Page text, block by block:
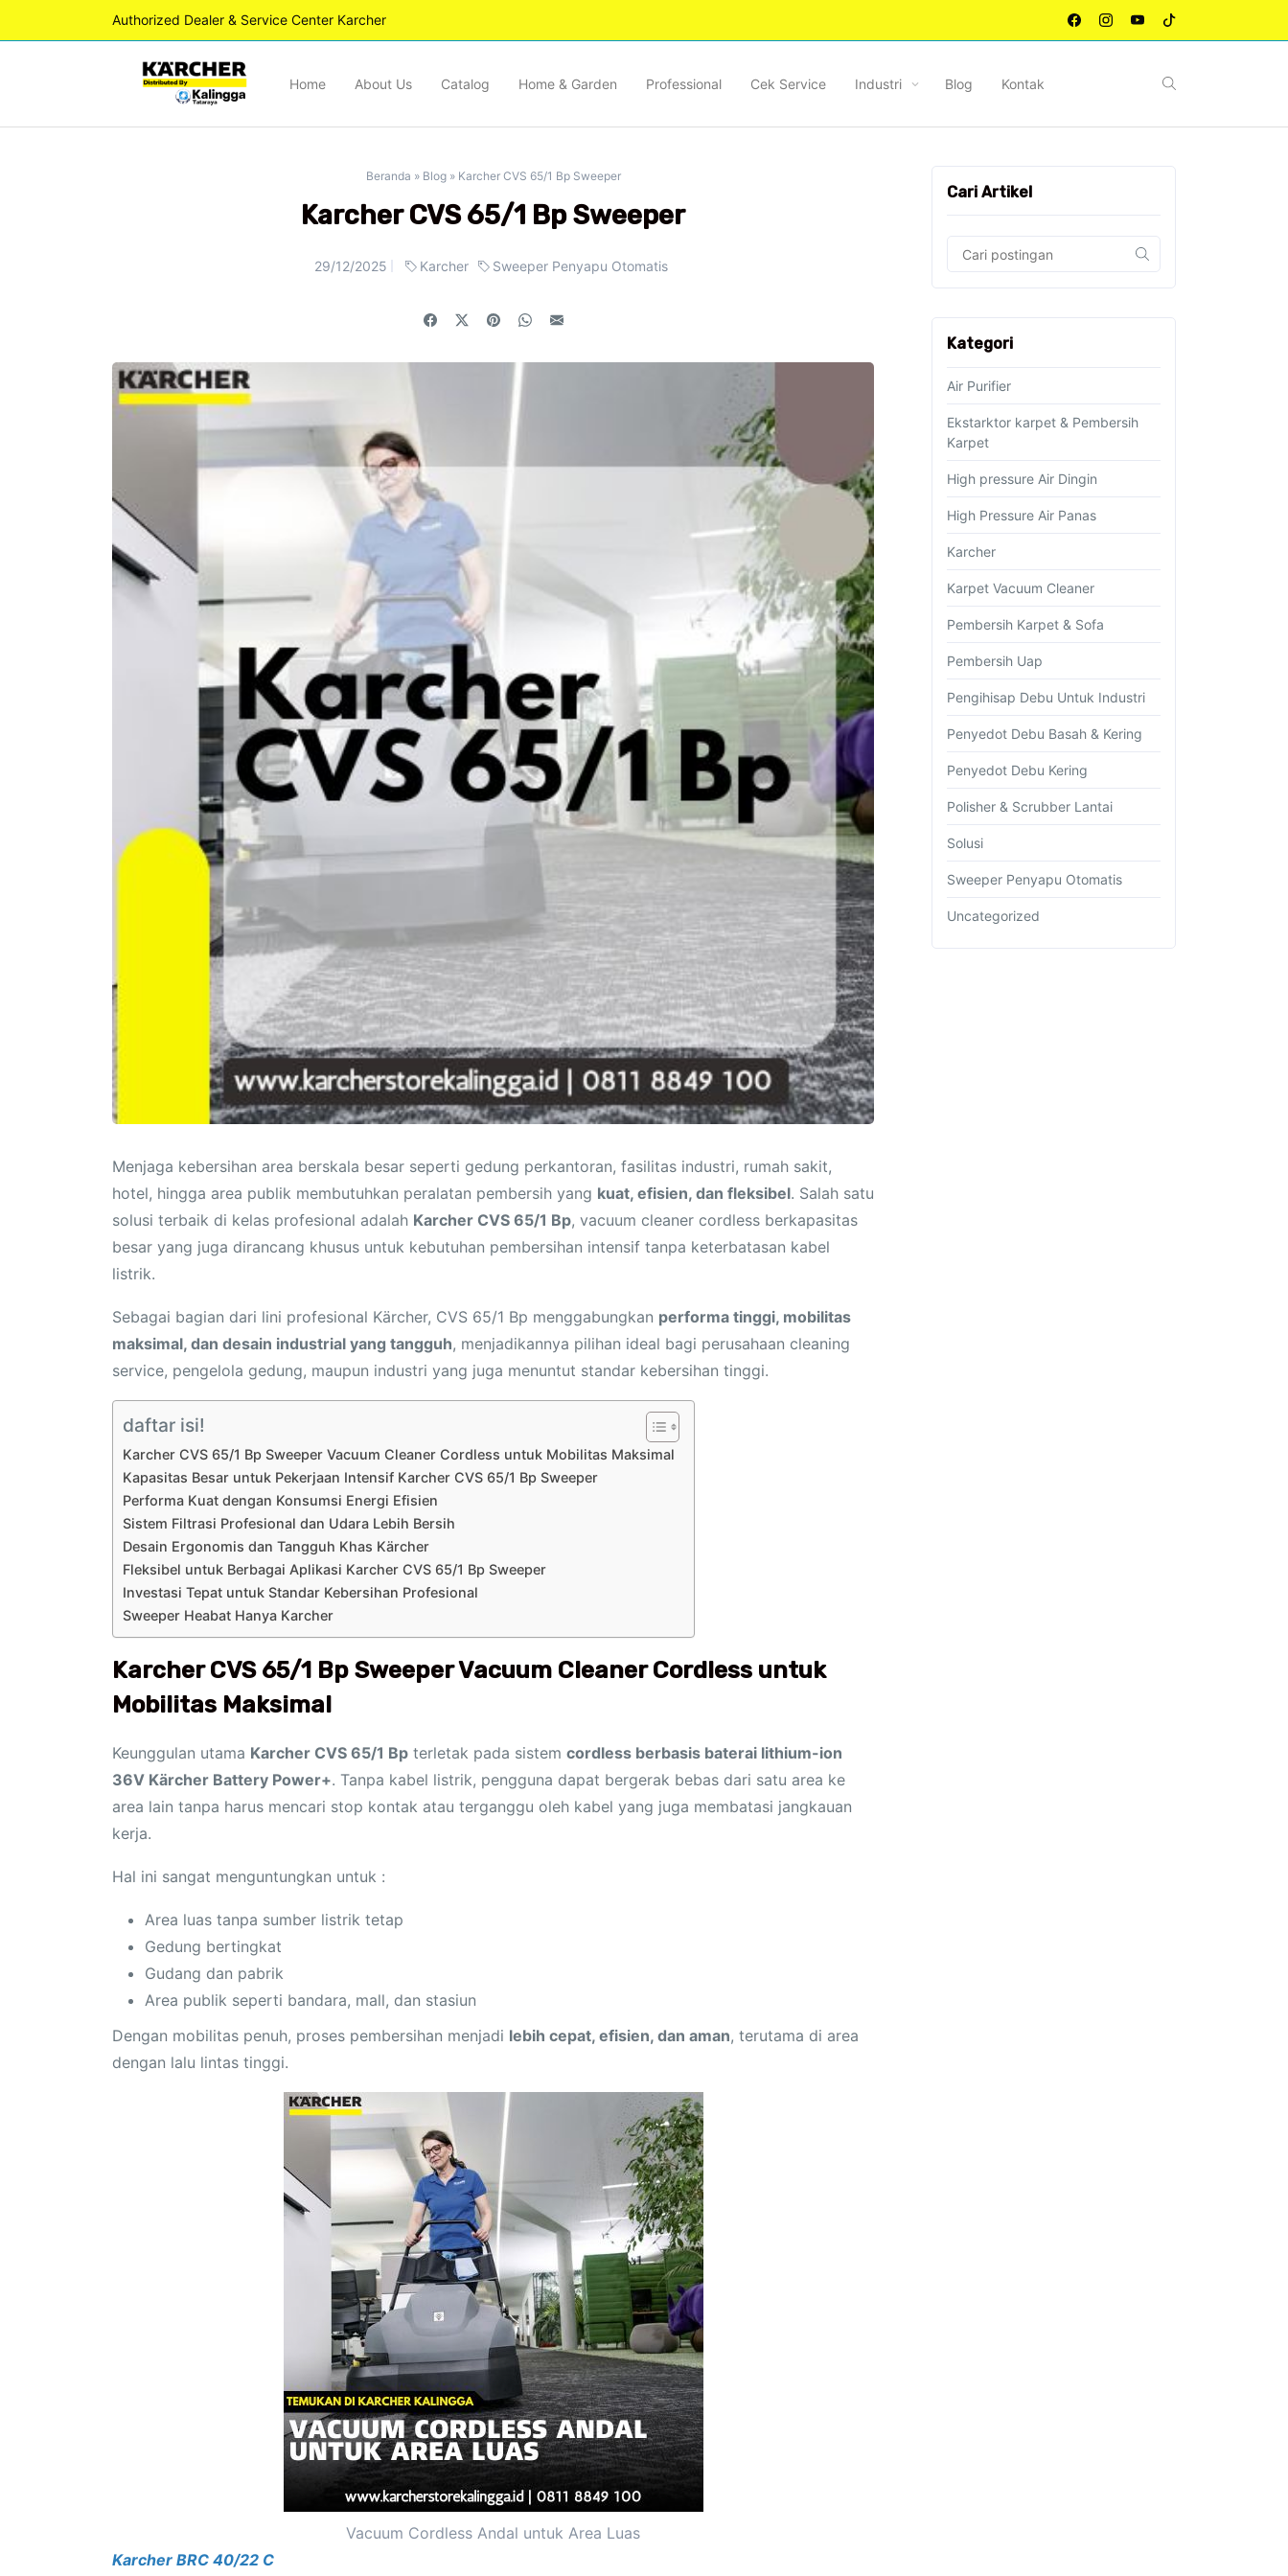
Authorized Dealer & Service Center Karcher
Home About Us Catalog Home & Garden Professional Cek Service Industri Blog Kontak
Beranda » Blog» Karcher CVS 65/1 Bp Sweeper
Karcher CVS 65/1 Bp Sweeper
29/12/2025 Karcher Sweeper Penyapu Otomatis
Menjaga kebersihan area berskala besar seperti gedung perkantoran, fasilitas industri, rumah sakit,
hotel, hingga area publik membutuhkan peralatan pembersih yang kuat, efisien, dan fleksibel. Salah satu
solusi terbaik di kelas profesional adalah Karcher CVS 65/1 Bp, vacuum cleaner cordless berkapasitas
besar yang juga dirancang khusus untuk kebutuhan pembersihan intensif tanpa keterbatasan kabel
listrik.
Sebagai bagian dari lini profesional Kärcher, CVS 65/1 Bp menggabungkan performa tinggi, mobilitas
maksimal, dan desain industrial yang tangguh, menjadikannya pilihan ideal bagi perusahaan cleaning
service, pengelola gedung, maupun industri yang juga menuntut standar kebersihan tinggi.
daftar isi!
Karcher CVS 65/1 Bp Sweeper Vacuum Cleaner Cordless untuk Mobilitas Maksimal
Kapasitas Besar untuk Pekerjaan Intensif Karcher CVS 65/1 Bp Sweeper
Performa Kuat dengan Konsumsi Energi Efisien
Sistem Filtrasi Profesional dan Udara Lebih Bersih
Desain Ergonomis dan Tangguh Khas Kärcher
Fleksibel untuk Berbagai Aplikasi Karcher CVS 65/1 Bp Sweeper
Investasi Tepat untuk Standar Kebersihan Profesional
Sweeper Heabat Hanya Karcher
Karcher CVS 65/1 Bp Sweeper Vacuum Cleaner Cordless untuk
Mobilitas Maksimal
Keunggulan utama Karcher CVS 65/1 Bp terletak pada sistem cordless berbasis baterai lithium-ion
36V Kärcher Battery Power+. Tanpa kabel listrik, pengguna dapat bergerak bebas dari satu area ke
area lain tanpa harus mencari stop kontak atau terganggu oleh kabel yang juga membatasi jangkauan
kerja.
Hal ini sangat menguntungkan untuk :
Area luas tanpa sumber listrik tetap
Gedung bertingkat
Gudang dan pabrik
Area publik seperti bandara, mall, dan stasiun
Dengan mobilitas penuh, proses pembersihan menjadi lebih cepat, efisien, dan aman, terutama di area
dengan lalu lintas tinggi.
Vacuum Cordless Andal untuk Area Luas
Karcher BRC 40/22 C
Cari Artikel
Kategori
Air Purifier
Ekstarktor karpet & Pembersih
Karpet
High pressure Air Dingin
High Pressure Air Panas
Karcher
Karpet Vacuum Cleaner
Pembersih Karpet & Sofa
Pembersih Uap
Pengihisap Debu Untuk Industri
Penyedot Debu Basah & Kering
Penyedot Debu Kering
Polisher & Scrubber Lantai
Solusi
Sweeper Penyapu Otomatis
Uncategorized